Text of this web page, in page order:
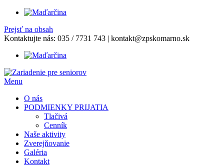
Prejsť na obsah
Kontaktujte nás: 035 / 7731 743 | kontakt@zpskomarno.sk
Menu
O nás
PODMIENKY PRIJATIA
Tlačivá
Cenník
Naše aktivity
Zverejňovanie
Galéria
Kontakt